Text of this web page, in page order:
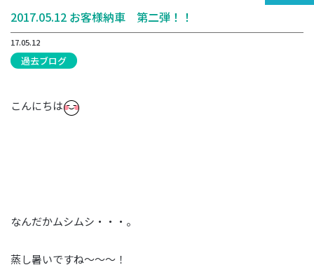
2017.05.12 お客様納車 第二弾！！
17.05.12
過去ブログ
こんにちは
なんだかムシムシ・・・。
蒸し暑いですね～～～！